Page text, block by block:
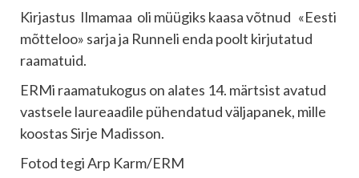
Kirjastus Ilmamaa oli müügiks kaasa võtnud «Eesti
mõtteloo» sarja ja Runneli enda poolt kirjutatud
raamatuid.
ERMi raamatukogus on alates 14. märtsist avatud
vastsele laureaadile pühendatud väljapanek, mille
koostas Sirje Madisson.
Fotod tegi Arp Karm/ERM